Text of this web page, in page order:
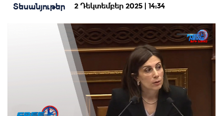
Տեսանյութեր 2 Դեկտեմբեր 2025 | 14:34